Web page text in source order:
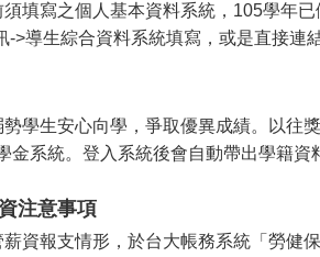
填寫之個人基本資料系統，105學年
>導生綜合資料系統填寫，或是直接連
學生安心向學，爭取優異成績。以往
金系統。登入系統後會自動帶出學籍資
注意事項
資報支情形，於台大帳務系統「勞健